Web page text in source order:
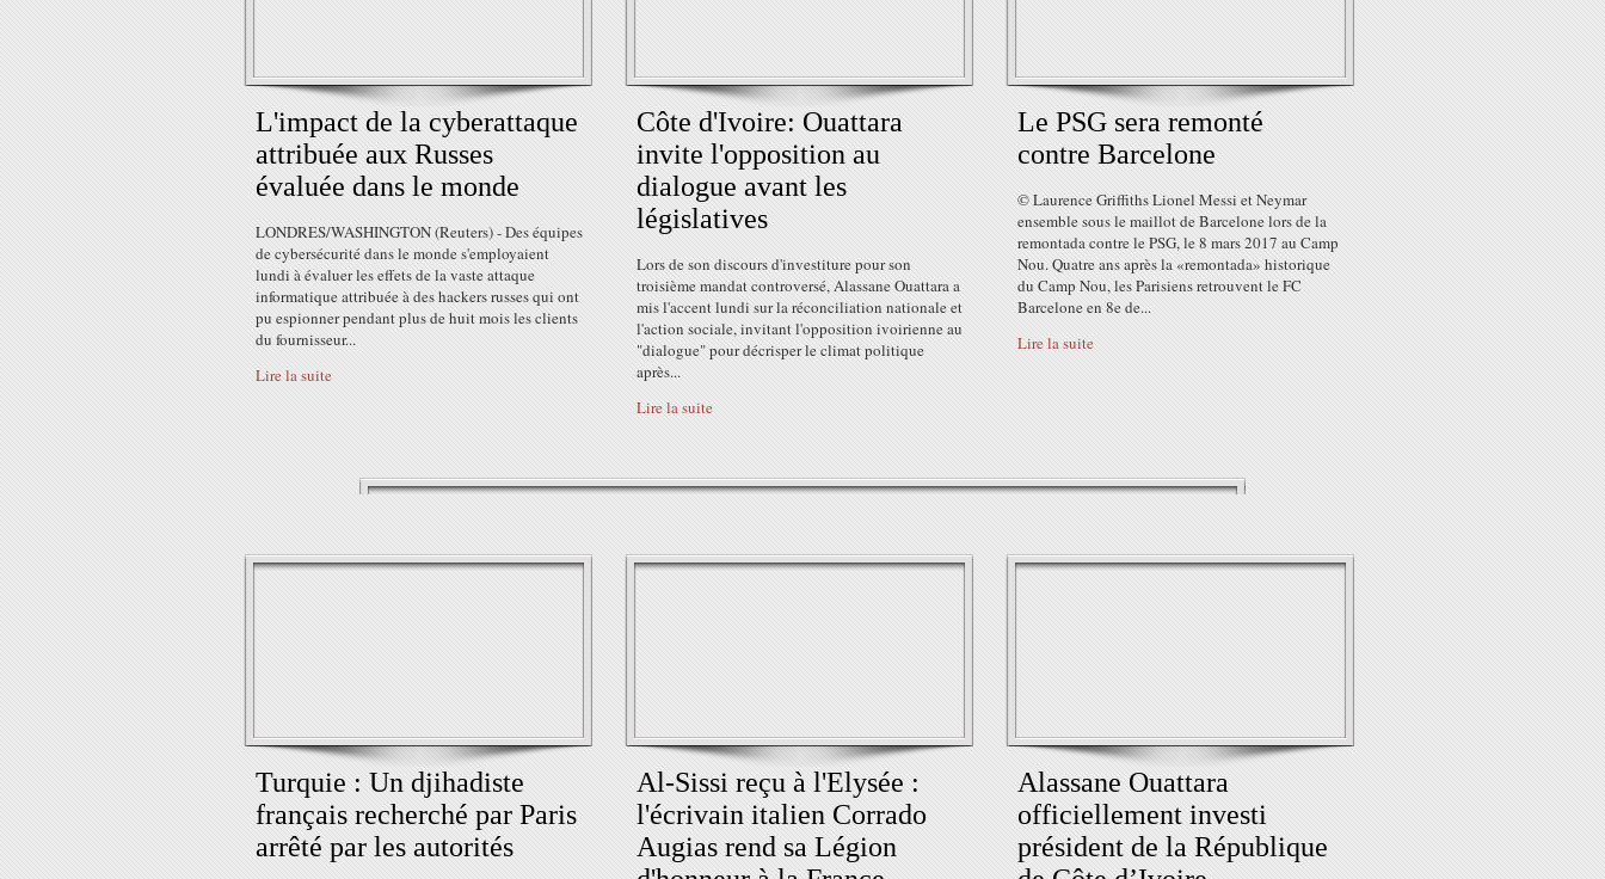
L'impact de la cyberattaque
attribuée aux Russes
évaluée dans le monde
LONDRES/WASHINGTON (Reuters) - Des équipes
de cybersécurité dans le monde s'employaient
lundi à évaluer les effets de la vaste attaque
informatique attribuée à des hackers russes qui ont
pu espionner pendant plus de huit mois les clients
du fournisseur...
Lire la suite
Côte d'Ivoire: Ouattara
invite l'opposition au
dialogue avant les
législatives
Lors de son discours d'investiture pour son
troisième mandat controversé, Alassane Ouattara a
mis l'accent lundi sur la réconciliation nationale et
l'action sociale, invitant l'opposition ivoirienne au
"dialogue" pour décrisper le climat politique
après...
Lire la suite
Le PSG sera remonté
contre Barcelone
© Laurence Griffiths Lionel Messi et Neymar
ensemble sous le maillot de Barcelone lors de la
remontada contre le PSG, le 8 mars 2017 au Camp
Nou. Quatre ans après la «remontada» historique
du Camp Nou, les Parisiens retrouvent le FC
Barcelone en 8e de...
Lire la suite
Turquie : Un djihadiste
français recherché par Paris
arrêté par les autorités
Al-Sissi reçu à l'Elysée :
l'écrivain italien Corrado
Augias rend sa Légion
Alassane Ouattara
officiellement investi
président de la République